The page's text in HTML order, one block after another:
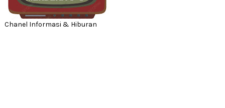
Chanel Informasi & Hiburan